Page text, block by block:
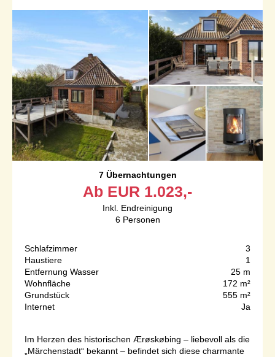
7 Übernachtungen
Ab EUR 1.023,-
Inkl. Endreinigung
6 Personen
Schlafzimmer
3
Haustiere
1
Entfernung Wasser
25 m
Wohnfläche
172 m²
Grundstück
555 m²
Internet
Ja
Im Herzen des historischen Ærøskøbing – liebevoll als die
„Märchenstadt“ bekannt – befindet sich diese charmante